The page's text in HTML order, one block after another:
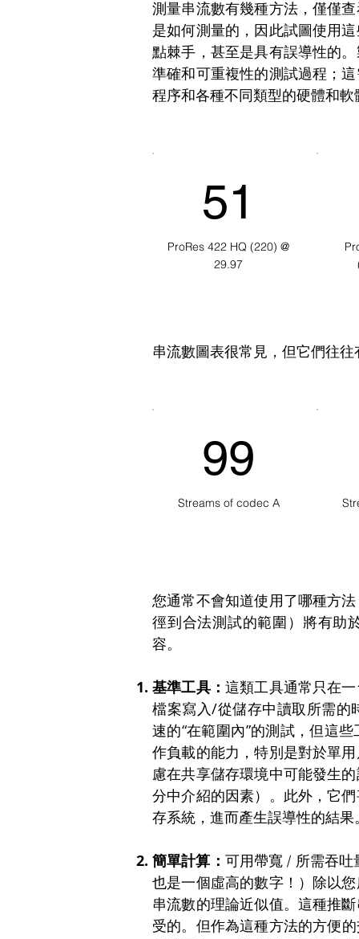
測量串流數有幾種方法，僅僅
是如何測量的，因此試圖使用
點棘手，甚至是具有誤導性的
準確和可重複性的測試過程；
程序和各種不同類型的硬體和軟
51
ProRes 422 HQ (220) @
29.97
串流數圖表很常見，但它們往
99
Streams of codec A
您通常不會知道使用了哪種方
徑到合法測試的範圍）將有助
容。
基準工具： 這類工具通常只在
檔案寫入/從儲存中讀取所需的
速的“在範圍內”的測試，但這
作負載的能力，特別是對於單
慮在共享儲存環境中可能發生
分中介紹的因素）。此外，它
存系統，進而產生誤導性的結果
簡單計算： 可用帶寬 / 所需吞
也是一個虛高的數字！）除以
串流數的理論近似值。這種推
受的。但作為這種方法的方便